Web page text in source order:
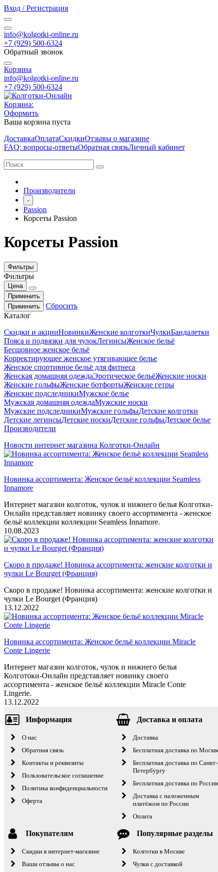
Вход / Регистрация
info@kolgotki-online.ru
+7 (929) 500-6324
Обратный звонок
Корзина
info@kolgotki-online.ru
+7 (929) 500-6324
Корзина:
Оформить
Ваша корзина пуста
ДоставкаОплатаСкидкиОтзывы о магазине
FAQ: вопросы-ответыОбратная связьЛичный кабинет
Производители
-
Passion
Корсеты Passion
Корсеты Passion
Фильтры
Фильтры
Цена
Применить
Применить
Сбросить
Каталог
Скидки и акцииНовинкиЖенские колготкиЧулкиБандалетки
Пояса и подвязки для чулокЛегинсыЖенское бельё
Бесшовное женское бельё
Корректирующее женское утягивающее белье
Женское спортивное бельё для фитнеса
Женская домашняя одеждаЭротическое бельёЖенские носки
Женские гольфыЖенские ботфортыЖенские гетры
Женские подследникиМужское белье
Мужская домашняя одеждаМужские носки
Мужские подследникиМужские гольфыДетские колготки
Детские легинсыДетские носкиДетские гольфыДетское белье
Производители
Новости интернет магазина Колготки-Онлайн
Новинка ассортимента: Женское бельё коллекции Seamless
Innamore
Интернет магазин колготок, чулок и нижнего белья Колготки-
Онлайн представляет новинку своего ассортимента - женское
бельё коллекции коллекции Seamless Innamore.
10.08.2023
Скоро в продаже! Новинка ассортимента: женские колготки и
чулки Le Bourget (Франция)
Скоро в продаже! Новинка ассортимента: женские колготки и
чулки Le Bourget (Франция)
13.12.2022
Новинка ассортимента: Женское бельё коллекции Miracle
Conte Lingerie
Интернет магазин колготок, чулок и нижнего белья
Колготоки-Онлайн представляет новинку своего
ассортимента - женское бельё коллекции Miracle Conte
Lingerie.
13.12.2022
Информация
О нас
Обратная связь
Контакты и реквизиты
Пользовательское соглашение
Политика конфиденциальности
Оферта
Доставка и оплата
Доставка
Бесплатная доставка по
Бесплатная доставка по Санкт-
Петербургу
Бесплатная доставка по
Доставка с наложенным
платёжом по России
Оплата
Покупателям
Скидки в интернет-магазине
Ваши отзывы о нас
Популярные разделы
Колготки в Москве
Чулки с доставкой